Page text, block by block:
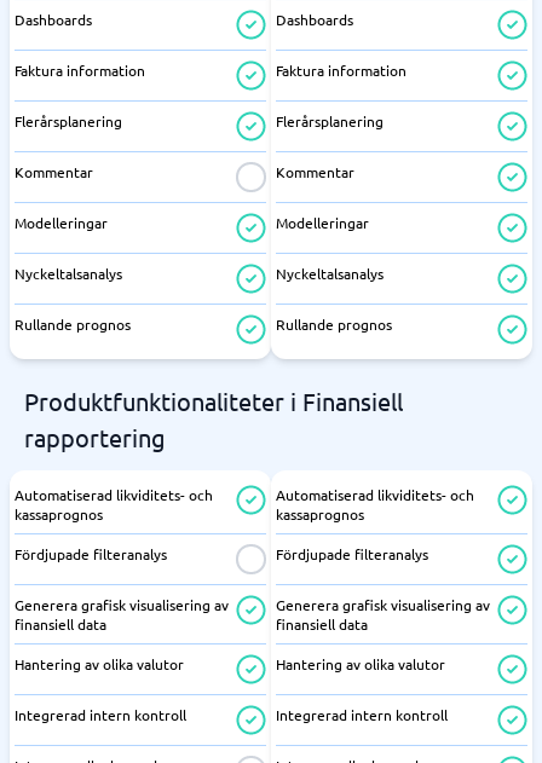
Dashboards
Faktura information
Flerårsplanering
Kommentar
Modelleringar
Nyckeltalsanalys
Rullande prognos
Dashboards
Faktura information
Flerårsplanering
Kommentar
Modelleringar
Nyckeltalsanalys
Rullande prognos
Produktfunktionaliteter i Finansiell
rapportering
Automatiserad likviditets- och
kassaprognos
Fördjupade filteranalys
Generera grafisk visualisering av
finansiell data
Hantering av olika valutor
Integrerad intern kontroll
Automatiserad likviditets- och
kassaprognos
Fördjupade filteranalys
Generera grafisk visualisering av
finansiell data
Hantering av olika valutor
Integrerad intern kontroll